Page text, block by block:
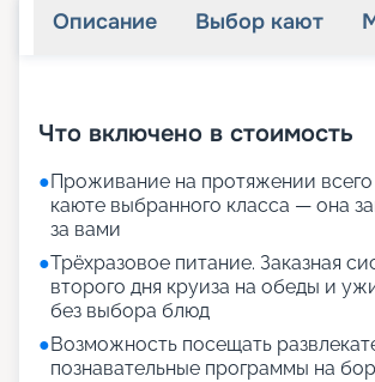
Описание Выбор кают
Что включено в стоимость
●Проживание на протяжении
каюте выбранного класса — она
за вами
●Трёхразовое питание. Заказная
второго дня круиза на обеды и
без выбора блюд
●Возможность посещать
познавательные программы на